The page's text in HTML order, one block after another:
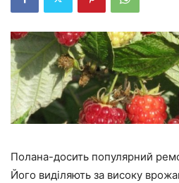
Полана-досить популярний
Його виділяють за високу